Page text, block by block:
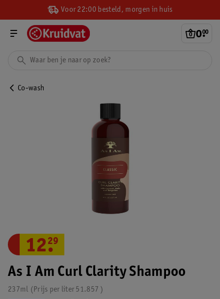
Voor 22:00 besteld, morgen in huis
0.
00
Co-wash
As I Am Curl Clarity Shampoo
237ml 51.857
Prijs per liter
12.
29